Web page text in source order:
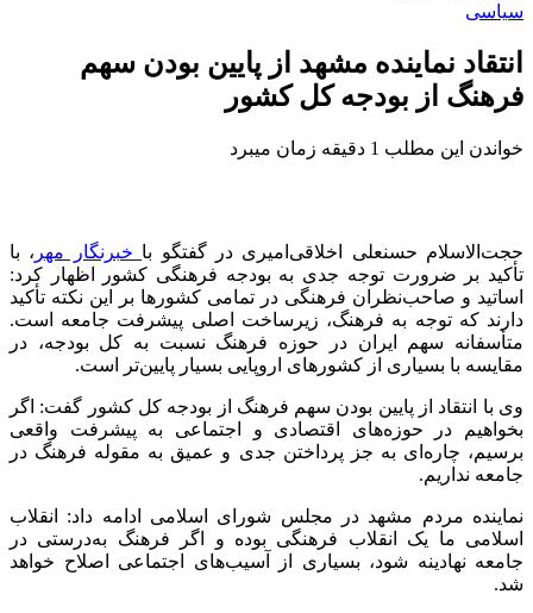
سیاسی
انتقاد نماینده مشهد از پایین بودن سهم
فرهنگ از بودجه کل کشور
خواندن این مطلب 1 دقیقه زمان میبرد
حجت‌الاسلام حسنعلی اخلاقی‌امیری در گفتگو با خبرنگار مهر ، با
تأکید بر ضرورت توجه جدی به بودجه فرهنگی کشور اظهار کرد:
اساتید و صاحب‌نظران فرهنگی در تمامی کشورها بر این نکته تأکید
دارند که توجه به فرهنگ، زیرساخت اصلی پیشرفت جامعه است.
متأسفانه سهم ایران در حوزه فرهنگ نسبت به کل بودجه، در
مقایسه با بسیاری از کشورهای اروپایی بسیار پایین‌تر است.
وی با انتقاد از پایین بودن سهم فرهنگ از بودجه کل کشور گفت: اگر
بخواهیم در حوزه‌های اقتصادی و اجتماعی به پیشرفت واقعی
برسیم، چاره‌ای به جز پرداختن جدی و عمیق به مقوله فرهنگ در
جامعه نداریم.
نماینده مردم مشهد در مجلس شورای اسلامی ادامه داد: انقلاب
اسلامی ما یک انقلاب فرهنگی بوده و اگر فرهنگ به‌درستی در
جامعه نهادینه شود، بسیاری از آسیب‌های اجتماعی اصلاح خواهد
شد.